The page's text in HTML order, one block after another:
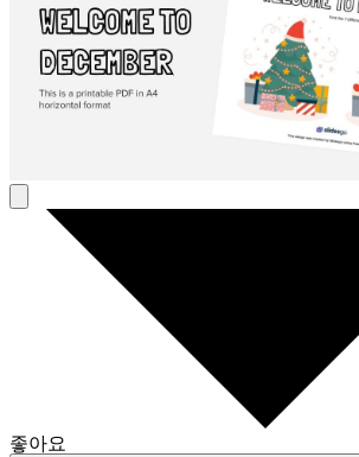
좋아요